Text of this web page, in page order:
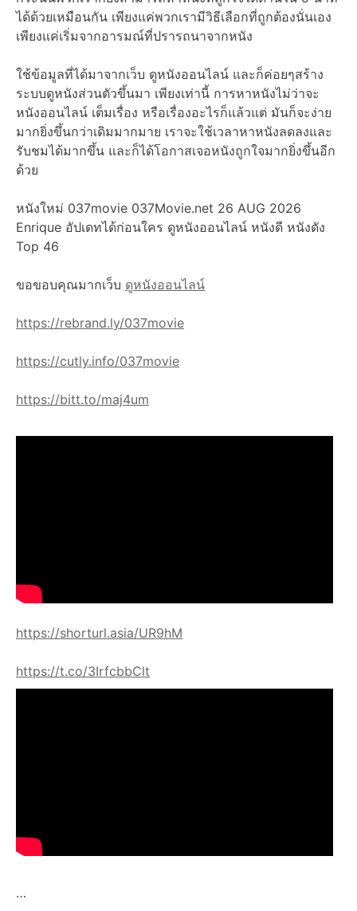
ได้ด้วยเหมือนกัน เพียงแค่พวกเรามีวิธีเลือกที่ถูกต้องนั่นเอง
เพียงแค่เริ่มจากอารมณ์ที่ปรารถนาจากหนัง
ใช้ข้อมูลที่ได้มาจากเว็บ ดูหนังออนไลน์ และก็ค่อยๆสร้าง
ระบบดูหนังส่วนตัวขึ้นมา เพียงเท่านี้ การหาหนังไม่ว่าจะ
หนังออนไลน์ เต็มเรื่อง หรือเรื่องอะไรก็แล้วแต่ มันก็จะง่าย
มากยิ่งขึ้นกว่าเดิมมากมาย เราจะใช้เวลาหาหนังลดลงและ
รับชมได้มากขึ้น และก็ได้โอกาสเจอหนังถูกใจมากยิ่งขึ้นอีก
ด้วย
หนังใหม่ 037movie 037Movie.net 26 AUG 2026
Enrique อัปเดทได้ก่อนใคร ดูหนังออนไลน์ หนังดี หนังดัง
Top 46
ขอขอบคุณมากเว็บ ดูหนังออนไลน์
https://rebrand.ly/037movie
https://cutly.info/037movie
https://bitt.to/maj4um
https://shorturl.asia/UR9hM
https://t.co/3IrfcbbClt
…